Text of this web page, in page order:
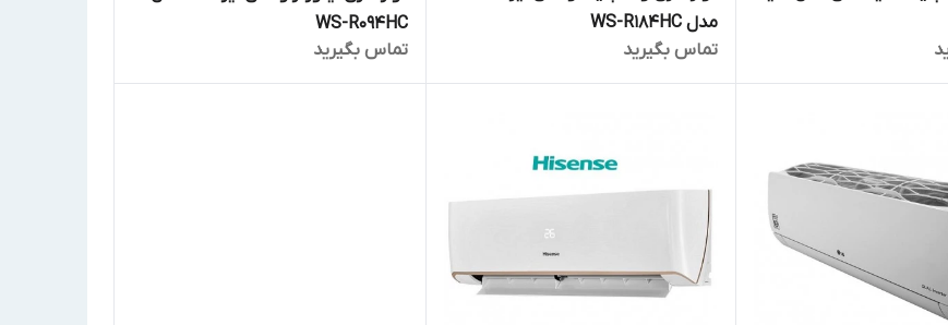
مدل WS-R184HC
تماس بگیرید
WS-R094HC
تماس بگیرید